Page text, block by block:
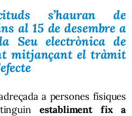
s’hauran de
al 15 de desembre a
Seu electrònica de
mitjançant el tràmit
a persones físiques
establiment fix a